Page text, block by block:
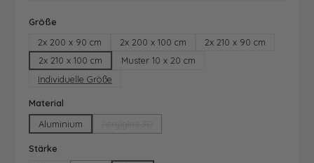
Größe
2x 200 x 90 cm
2x 200 x 100 cm
2x 210 x 90 cm
2x 210 x 100 cm
Muster 10 x 20 cm
Individuelle Größe
Material
Aluminium
Stärke